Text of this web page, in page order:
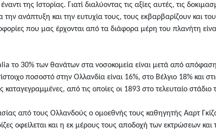
της Ιστορίας. Γιατί διαλύοντας τις αξίες αυτές, τις
ανάπτυξη και την ευτυχία τους, τους εκβαρβαρίζουν και
που μας έρχονται από τα διάφορα μέρη του πλανήτη
το 30% των θανάτων στα νοσοκομεία είναι μετά από
ποσοστό στην Ολλανδία είναι 16%, στο Βέλγιο 18% και
από τις οποίες οι 1893 στο τελευταίο στάδιο
από τους Ολλανδούς ο ομοεθνής τους καθηγητής Ααρτ
ρίζες οφείλεται και η εκ μέρους τους αποδοχή των εκτρώσεων